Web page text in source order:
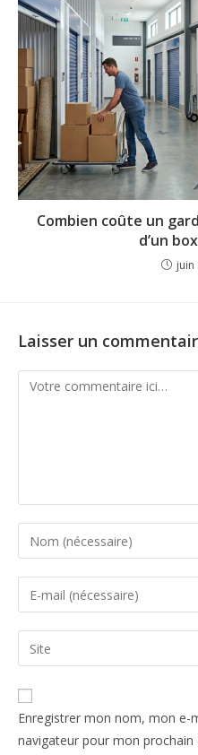
Combien coûte un
d’un
juin
Laisser un
Enregistrer mon nom, mon e-
navigateur pour mon prochain